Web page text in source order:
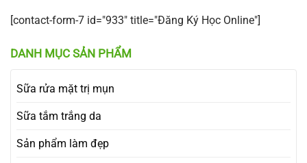
[contact-form-7 id="933" title="Đăng Ký Học Online"]
DANH MỤC SẢN PHẨM
Sữa rửa mặt trị mụn
Sữa tắm trắng da
Sản phẩm làm đẹp